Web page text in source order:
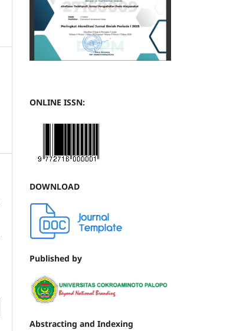
ONLINE ISSN:
DOWNLOAD
Published by
Abstracting and Indexing